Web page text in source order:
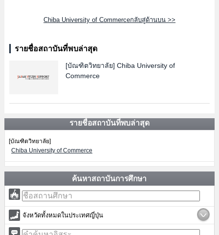
Chiba University of Commerceกลับสู่ด้านบน >>
รายชื่อสถาบันที่พบล่าสุด
[บัณฑิตวิทยาลัย] Chiba University of
Commerce
รายชื่อสถาบันที่พบล่าสุด
[บัณฑิตวิทยาลัย]
Chiba University of Commerce
ค้นหาสถาบันการศึกษา
จังหวัดทั้งหมดในประเทศญี่ปุ่น